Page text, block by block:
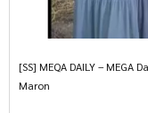
[SS] MEQA DAILY – MEGA
Maron